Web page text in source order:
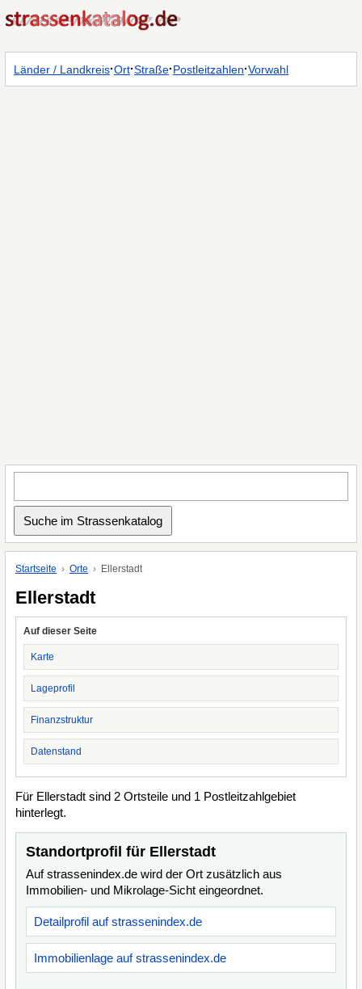
Länder / Landkreis·Ort·Straße·Postleitzahlen·Vorwahl
Startseite Orte Ellerstadt
Ellerstadt
Auf dieser Seite
Karte
Lageprofil
Finanzstruktur
Datenstand
Für Ellerstadt sind 2 Ortsteile und 1 Postleitzahlgebiet
hinterlegt.
Standortprofil für Ellerstadt
Auf strassenindex.de wird der Ort zusätzlich aus
Immobilien- und Mikrolage-Sicht eingeordnet.
Detailprofil auf strassenindex.de
Immobilienlage auf strassenindex.de